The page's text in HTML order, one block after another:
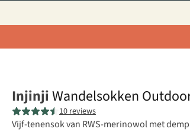
InjinjiWandelsokken
10 reviews
Vijf-tenensok van RWS-merinowol met